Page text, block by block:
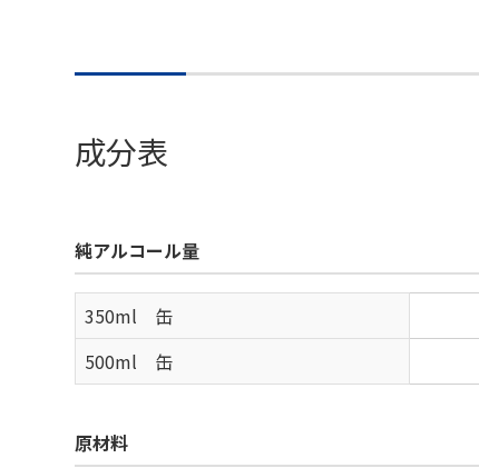
成分表
純アルコール量
350ml 缶
500ml 缶
原材料